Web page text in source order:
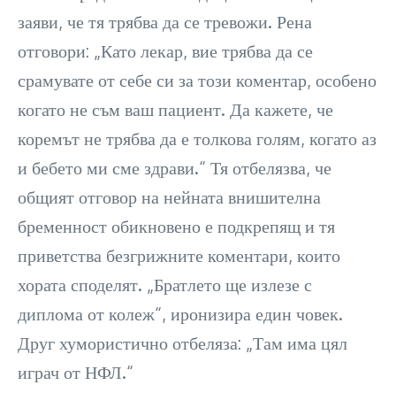
заяви, че тя трябва да се тревожи. Рена
отговори: „Като лекар, вие трябва да се
срамувате от себе си за този коментар, особено
когато не съм ваш пациент. Да кажете, че
коремът не трябва да е толкова голям, когато аз
и бебето ми сме здрави.“ Тя отбелязва, че
общият отговор на нейната внишителна
бременност обикновено е подкрепящ и тя
приветства безгрижните коментари, които
хората споделят. „Братлето ще излезе с
диплома от колеж“, иронизира един човек.
Друг хумористично отбеляза: „Там има цял
играч от НФЛ.“